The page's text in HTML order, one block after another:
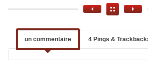
un commentaire 4 Pings &